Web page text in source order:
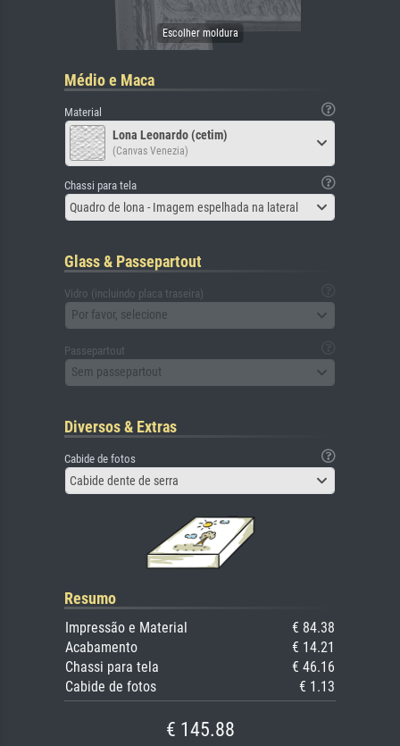
Médio e Maca
Material
Lona Leonardo (cetim)
(Canvas Venezia)
Chassi para tela
Quadro de lona - Imagem espelhada na lateral
Glass & Passepartout
Vidro (incluindo placa traseira)
Por favor, selecione
Passepartout
Sem passepartout
Diversos & Extras
Cabide de fotos
Cabide dente de serra
Resumo
Impressão e Material
€ 84.38
Acabamento
€ 14.21
Chassi para tela
€ 46.16
Cabide de fotos
€ 1.13
€ 145.88